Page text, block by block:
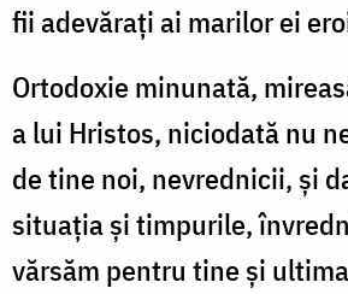
fii adevărați ai marilor ei
Ortodoxie minunată,
a lui Hristos, niciodată nu
de tine noi, nevrednicii, și
situația și timpurile,
vărsăm pentru tine și